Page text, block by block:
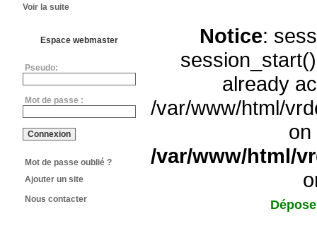
Voir la suite
Espace webmaster
Pseudo:
Mot de passe :
Mot de passe oublié ?
Ajouter un site
Nous contacter
Notice:
already
/var/www/html/
on
/var/www/html/